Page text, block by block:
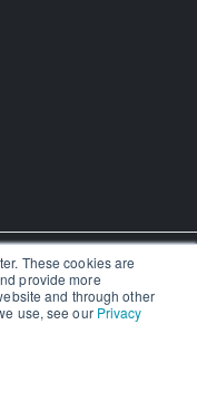
These cookies are
provide more
and through other
use, see our Privacy
All rights reserved.